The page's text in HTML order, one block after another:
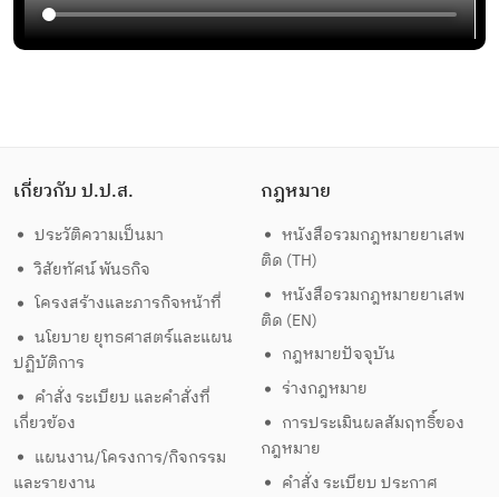
เกี่ยวกับ ป.ป.ส.
ประวัติความเป็นมา
วิสัยทัศน์ พันธกิจ
โครงสร้างและภารกิจหน้าที่
นโยบาย ยุทธศาสตร์และแผน
ปฏิบัติการ
คำสั่ง ระเบียบ และคำสั่งที่
เกี่ยวข้อง
แผนงาน/โครงการ/กิจกรรม
และรายงาน
กฎหมาย
หนังสือรวมกฎหมายยาเสพ
ติด (TH)
หนังสือรวมกฎหมายยาเสพ
ติด (EN)
กฎหมายปัจจุบัน
ร่างกฎหมาย
การประเมินผลสัมฤทธิ์ของ
กฎหมาย
คำสั่ง ระเบียบ ประกาศ